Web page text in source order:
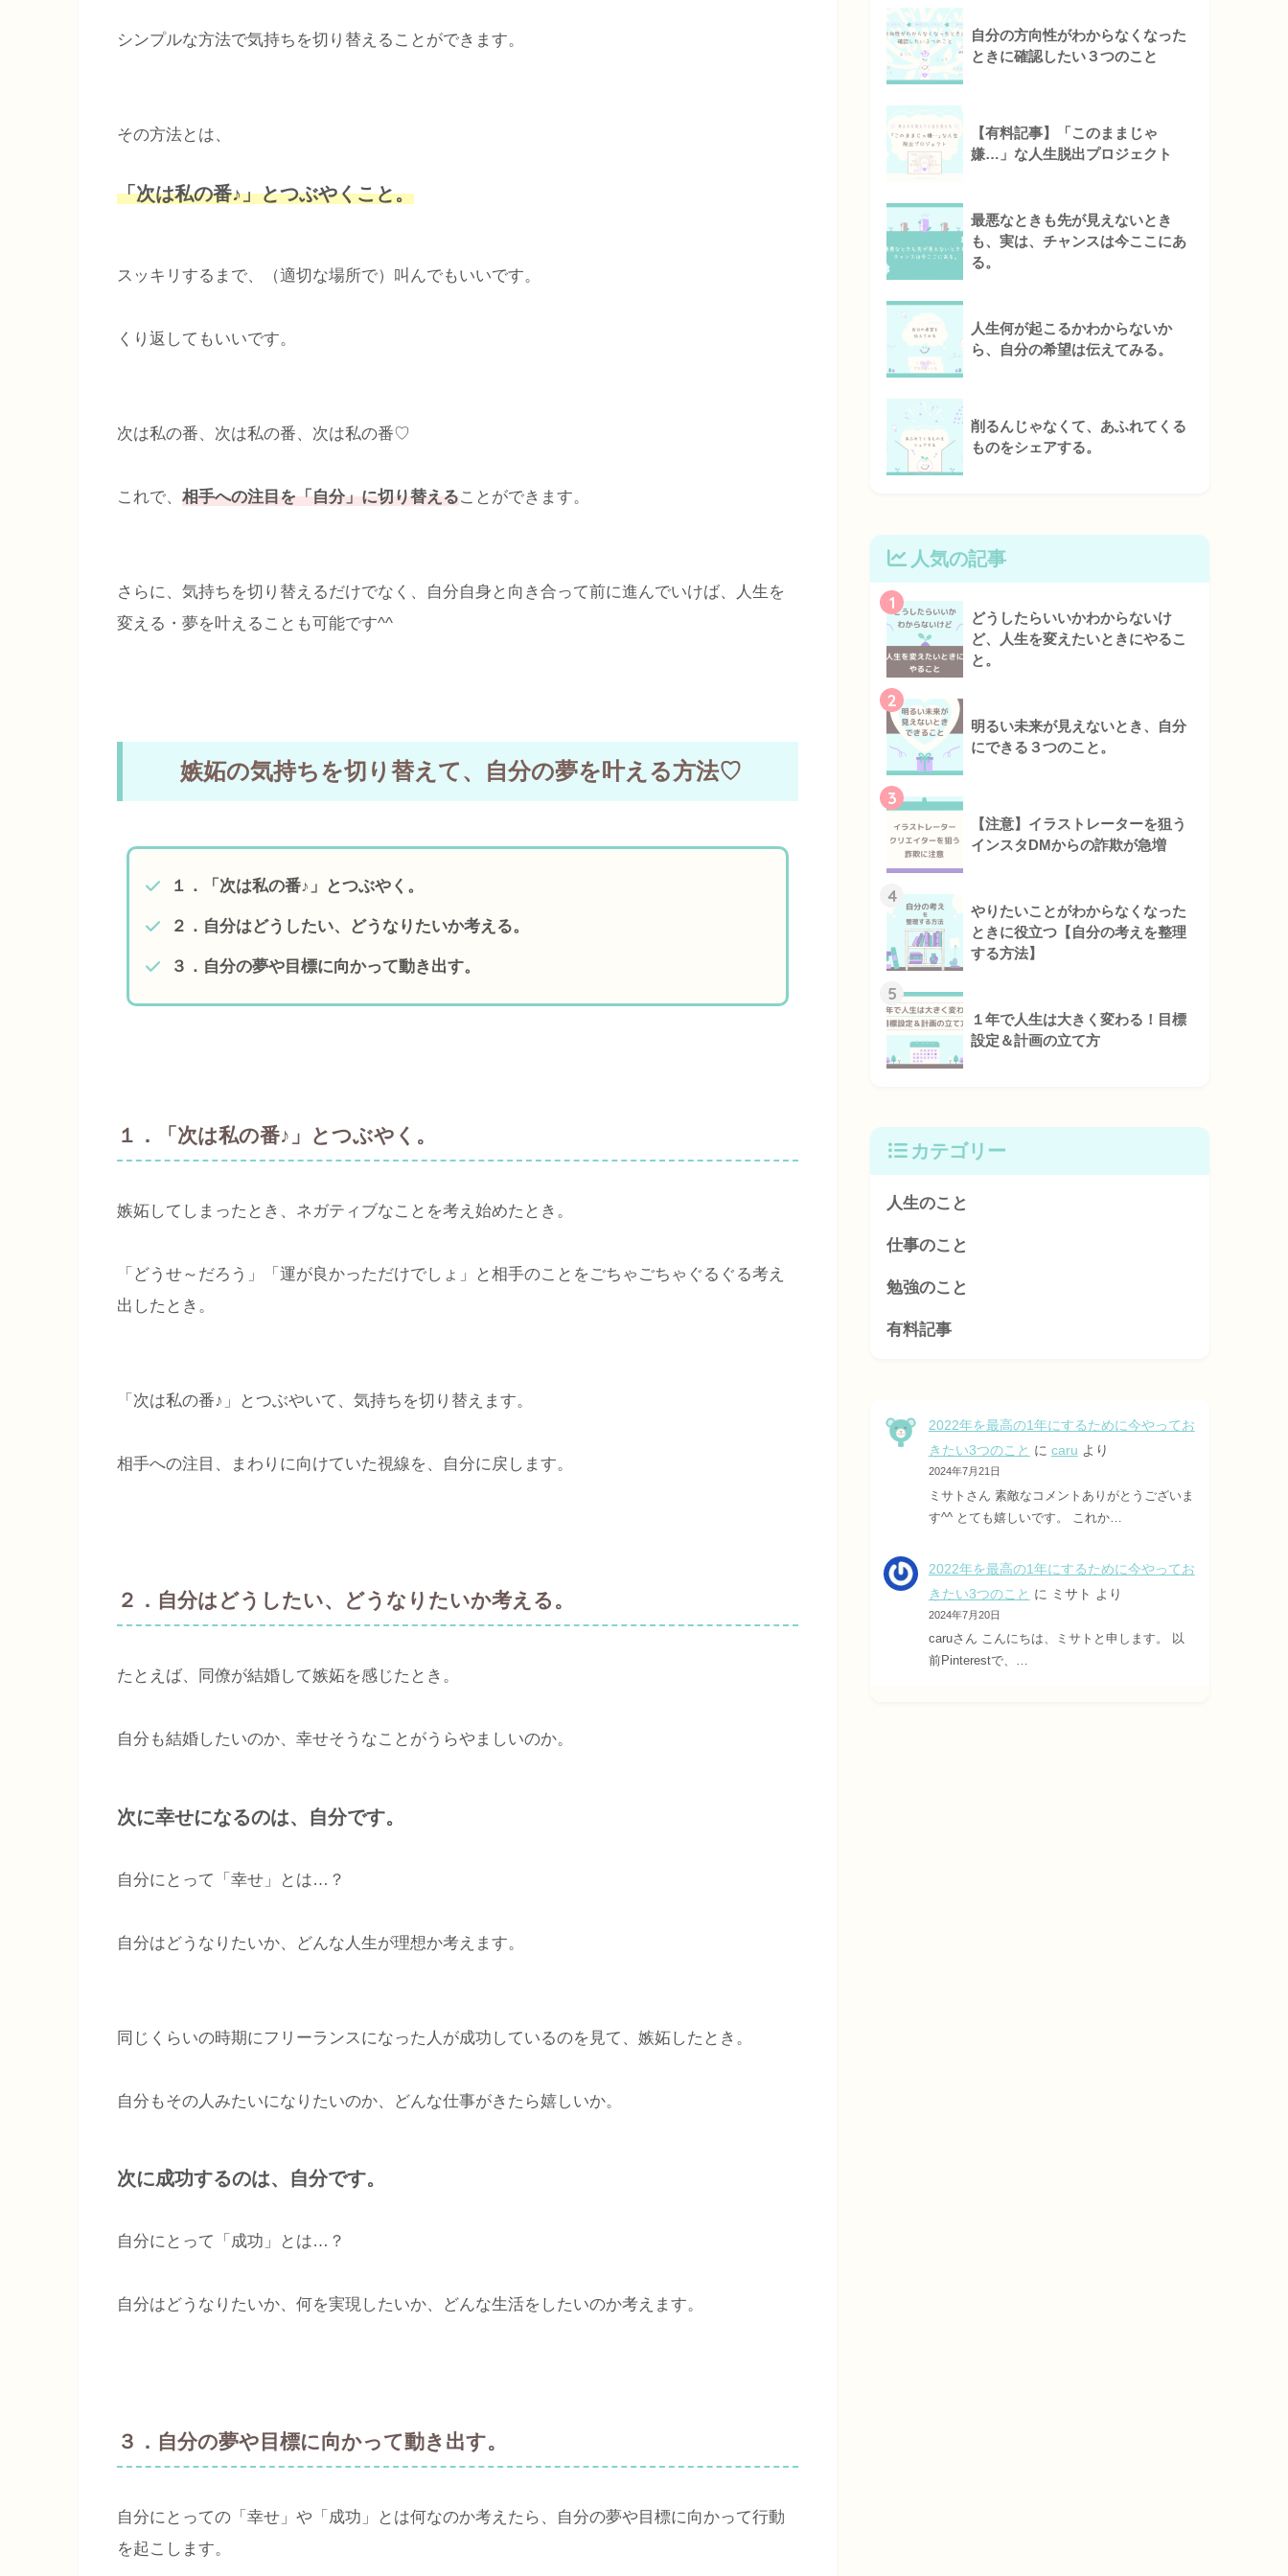
シンプルな方法で気持ちを切り替えることができます。
その方法とは、
「次は私の番♪」とつぶやくこと。
スッキリするまで、（適切な場所で）叫んでもいいです。
くり返してもいいです。
次は私の番、次は私の番、次は私の番♡
これで、 相手への注目を「自分」に切り替えることができます。
さらに、気持ちを切り替えるだけでなく、自分自身と向き合って前に進んでいけば、人生を
変える・夢を叶えることも可能です^^
嫉妬の気持ちを切り替えて、自分の夢を叶える方法♡
１．「次は私の番♪」とつぶやく。
２．自分はどうしたい、どうなりたいか考える。
３．自分の夢や目標に向かって動き出す。
１．「次は私の番♪」とつぶやく。
嫉妬してしまったとき、ネガティブなことを考え始めたとき。
「どうせ～だろう」「運が良かっただけでしょ」と相手のことをごちゃごちゃぐるぐる考え
出したとき。
「次は私の番♪」とつぶやいて、気持ちを切り替えます。
相手への注目、まわりに向けていた視線を、自分に戻します。
２．自分はどうしたい、どうなりたいか考える。
たとえば、同僚が結婚して嫉妬を感じたとき。
自分も結婚したいのか、幸せそうなことがうらやましいのか。
次に幸せになるのは、自分です。
自分にとって「幸せ」とは…？
自分はどうなりたいか、どんな人生が理想か考えます。
同じくらいの時期にフリーランスになった人が成功しているのを見て、嫉妬したとき。
自分もその人みたいになりたいのか、どんな仕事がきたら嬉しいか。
次に成功するのは、自分です。
自分にとって「成功」とは…？
自分はどうなりたいか、何を実現したいか、どんな生活をしたいのか考えます。
３．自分の夢や目標に向かって動き出す。
自分にとっての「幸せ」や「成功」とは何なのか考えたら、自分の夢や目標に向かって行動
を起こします。
自分の方向性がわからなくなった
ときに確認したい３つのこと
【有料記事】「このままじゃ
嫌…」な人生脱出プロジェクト
最悪なときも先が見えないとき
も、実は、チャンスは今ここにあ
る。
人生何が起こるかわからないか
ら、自分の希望は伝えてみる。
削るんじゃなくて、あふれてくる
ものをシェアする。
人気の記事
1
どうしたらいいかわからないけ
ど、人生を変えたいときにやるこ
と。
2
明るい未来が見えないとき、自分
にできる３つのこと。
3
【注意】イラストレーターを狙う
インスタDMからの詐欺が急増
4
やりたいことがわからなくなった
ときに役立つ【自分の考えを整理
する方法】
5
１年で人生は大きく変わる！目標
設定＆計画の立て方
カテゴリー
人生のこと
仕事のこと
勉強のこと
有料記事
2022年を最高の1年にするために今やってお
きたい3つのこと に caru より
2024年7月21日
ミサトさん 素敵なコメントありがとうございま
す^^ とても嬉しいです。 これか…
2022年を最高の1年にするために今やってお
きたい3つのこと に ミサト より
2024年7月20日
caruさん こんにちは、ミサトと申します。 以
前Pinterestで、…